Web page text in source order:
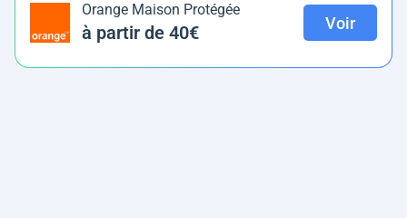
Orange Maison Protégée
à partir de 40€ Voir